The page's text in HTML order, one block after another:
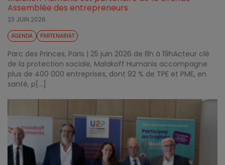
Assemblée des entrepreneurs
23 JUIN 2026
AGENDA PARTENARIAT
Parc des Princes, Paris | 25 juin 2026 de 8h à 19hActeur clé
de la protection sociale, Malakoff Humanis accompagne
plus de 400 000 entreprises, dont 92 % de TPE et PME, en
santé, p[...]